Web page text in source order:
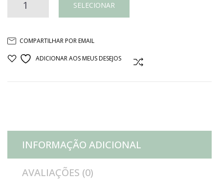
Almofada
e
marinho
quantidade
SELECIONAR
COMPARTILHAR POR EMAIL
ADICIONAR AOS MEUS DESEJOS
INFORMAÇÃO ADICIONAL
AVALIAÇÕES (0)